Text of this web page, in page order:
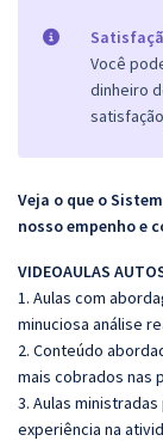
Você
dinheiro
Veja o que o
nosso empenho e
VIDEOAULAS
1. Aulas com
minuciosa análise
2. Conteúdo
mais cobrados nas
3. Aulas
experiência na